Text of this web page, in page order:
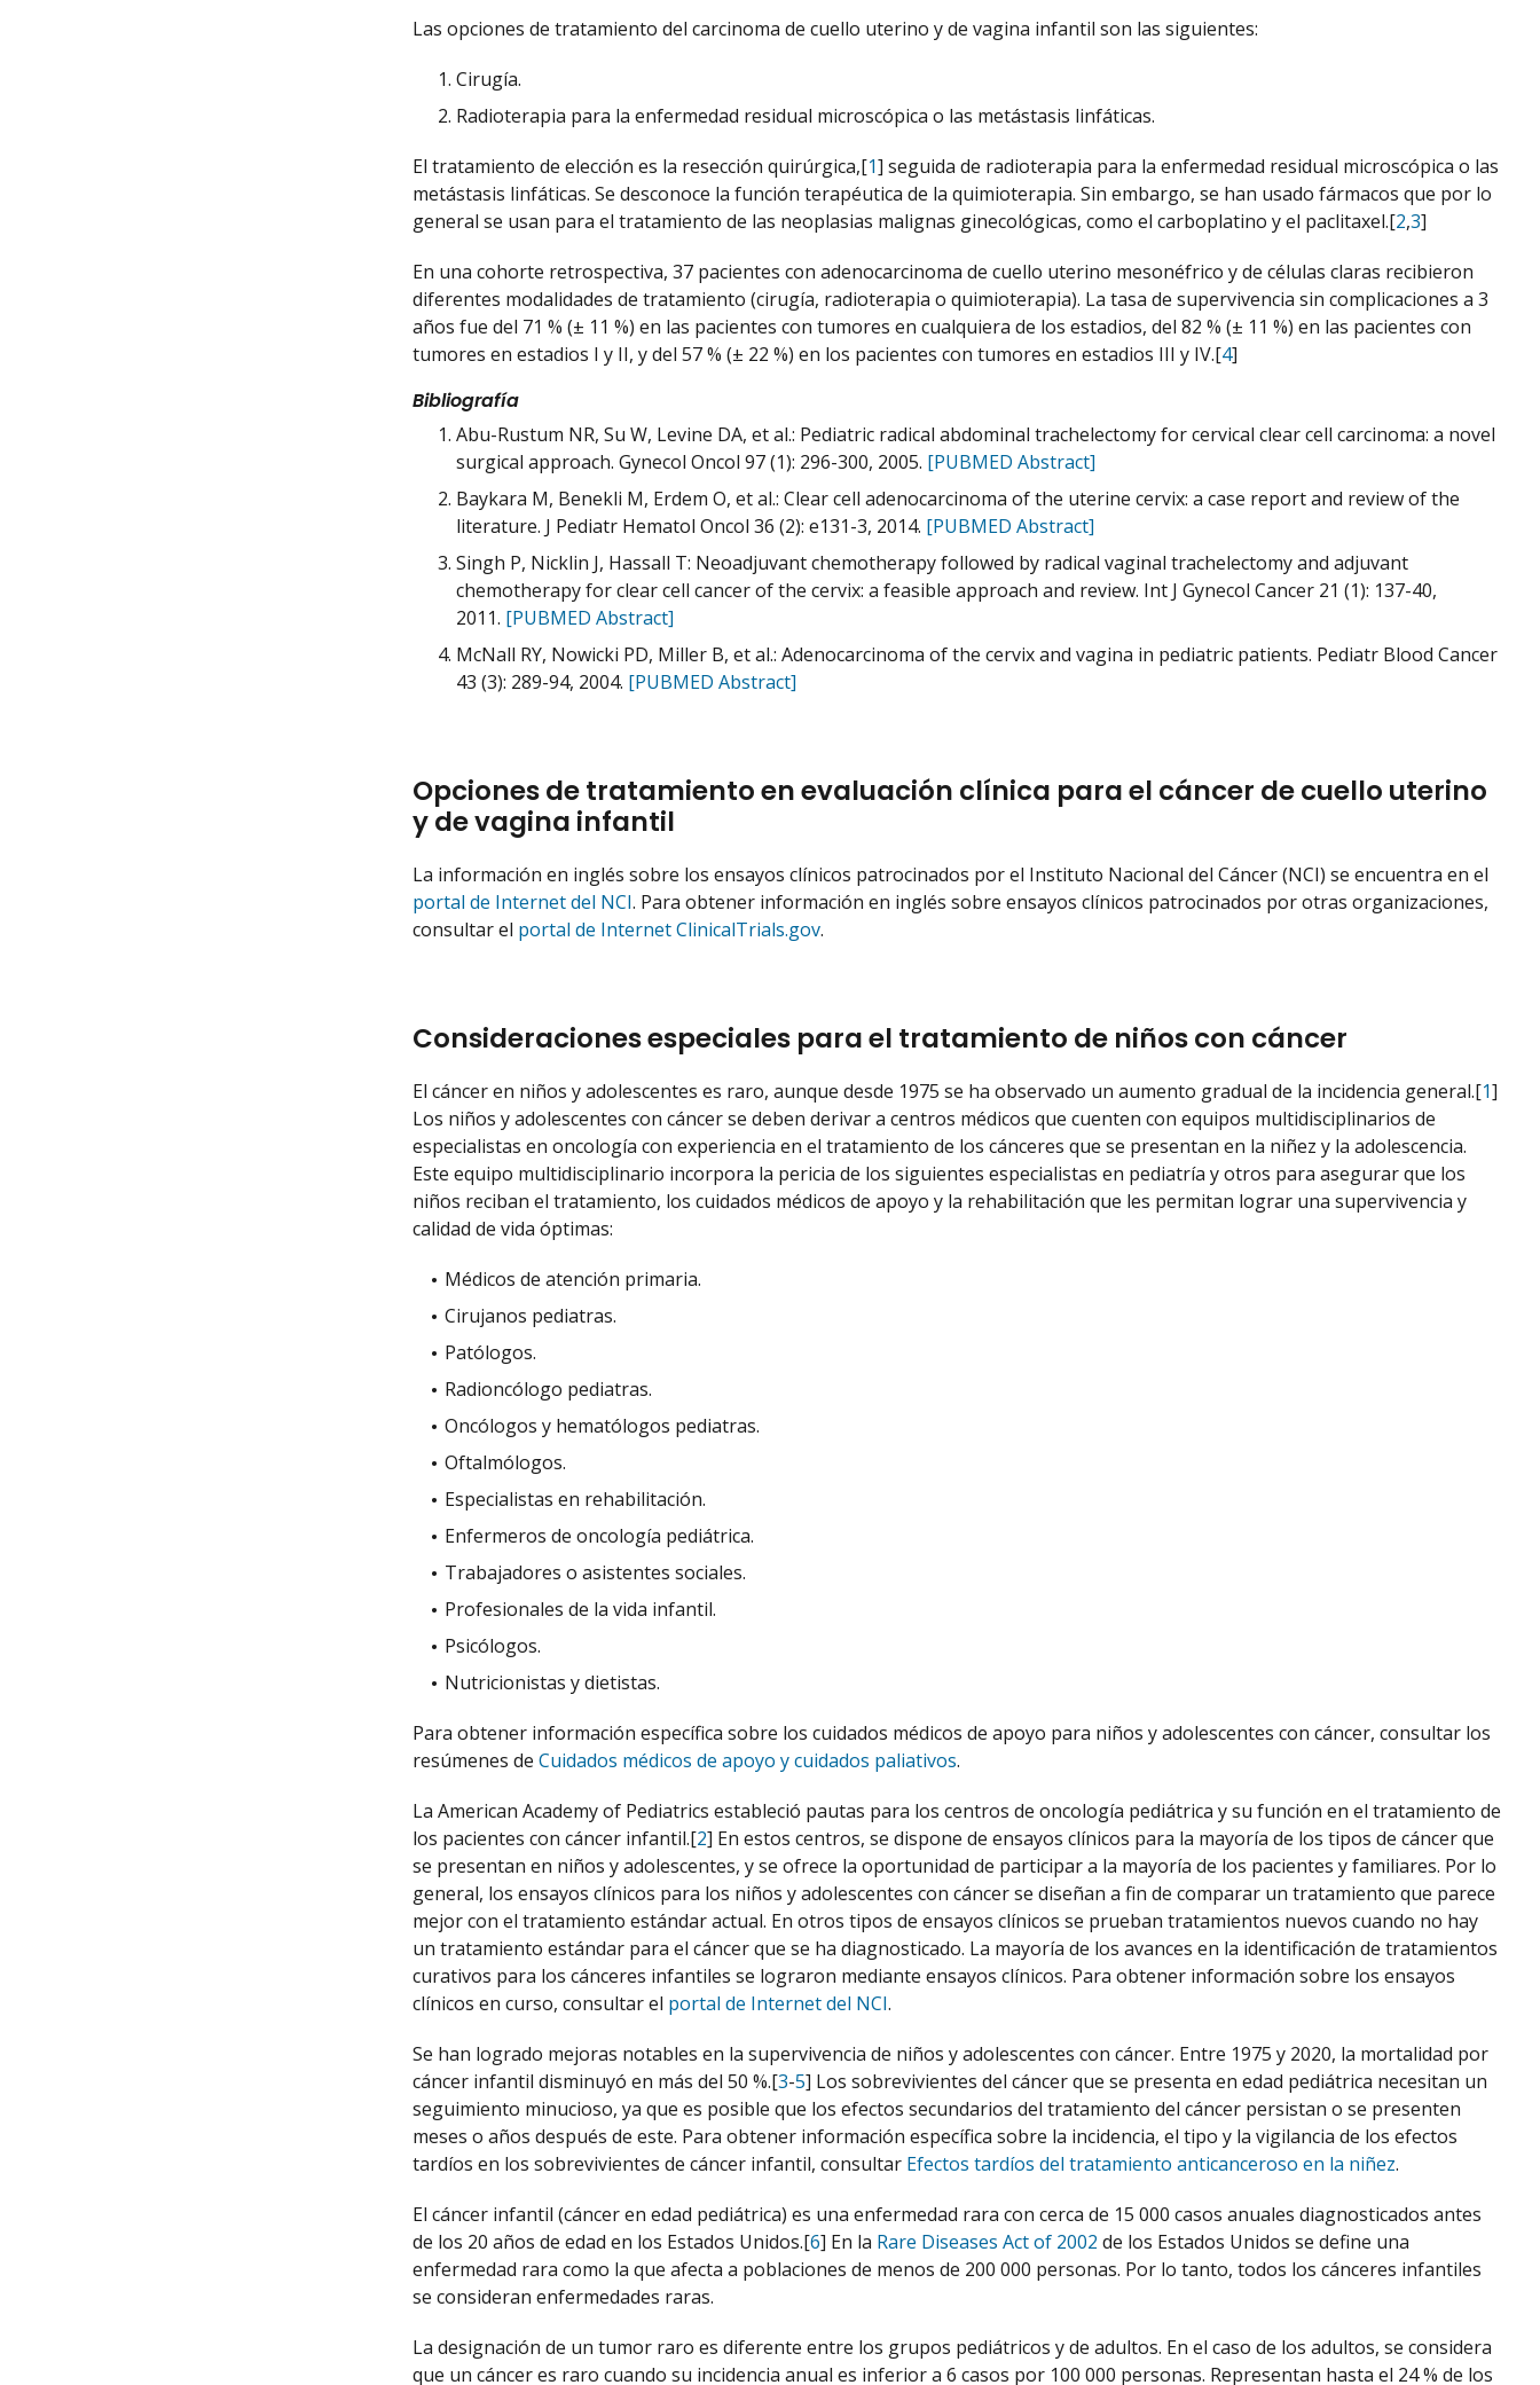
Las opciones de tratamiento del carcinoma de cuello uterino y de vagina infantil son las siguientes:
Cirugía.
Radioterapia para la enfermedad residual microscópica o las metástasis linfáticas.
El tratamiento de elección es la resección quirúrgica,[1] seguida de radioterapia para la enfermedad residual microscópica o las
metástasis linfáticas. Se desconoce la función terapéutica de la quimioterapia. Sin embargo, se han usado fármacos que por lo
general se usan para el tratamiento de las neoplasias malignas ginecológicas, como el carboplatino y el paclitaxel.[2,3]
En una cohorte retrospectiva, 37 pacientes con adenocarcinoma de cuello uterino mesonéfrico y de células claras recibieron
diferentes modalidades de tratamiento (cirugía, radioterapia o quimioterapia). La tasa de supervivencia sin complicaciones a 3
años fue del 71 % (± 11 %) en las pacientes con tumores en cualquiera de los estadios, del 82 % (± 11 %) en las pacientes con
tumores en estadios I y II, y del 57 % (± 22 %) en los pacientes con tumores en estadios III y IV.[4]
Bibliografía
Abu-Rustum NR, Su W, Levine DA, et al.: Pediatric radical abdominal trachelectomy for cervical clear cell carcinoma: a novel
surgical approach. Gynecol Oncol 97 (1): 296-300, 2005. [PUBMED Abstract]
Baykara M, Benekli M, Erdem O, et al.: Clear cell adenocarcinoma of the uterine cervix: a case report and review of the
literature. J Pediatr Hematol Oncol 36 (2): e131-3, 2014. [PUBMED Abstract]
Singh P, Nicklin J, Hassall T: Neoadjuvant chemotherapy followed by radical vaginal trachelectomy and adjuvant
chemotherapy for clear cell cancer of the cervix: a feasible approach and review. Int J Gynecol Cancer 21 (1): 137-40,
2011. [PUBMED Abstract]
McNall RY, Nowicki PD, Miller B, et al.: Adenocarcinoma of the cervix and vagina in pediatric patients. Pediatr Blood Cancer
43 (3): 289-94, 2004. [PUBMED Abstract]
Opciones de tratamiento en evaluación clínica para el cáncer de cuello uterino
y de vagina infantil
La información en inglés sobre los ensayos clínicos patrocinados por el Instituto Nacional del Cáncer (NCI) se encuentra en el
portal de Internet del NCI. Para obtener información en inglés sobre ensayos clínicos patrocinados por otras organizaciones,
consultar el portal de Internet ClinicalTrials.gov.
Consideraciones especiales para el tratamiento de niños con cáncer
El cáncer en niños y adolescentes es raro, aunque desde 1975 se ha observado un aumento gradual de la incidencia general.[1]
Los niños y adolescentes con cáncer se deben derivar a centros médicos que cuenten con equipos multidisciplinarios de
especialistas en oncología con experiencia en el tratamiento de los cánceres que se presentan en la niñez y la adolescencia.
Este equipo multidisciplinario incorpora la pericia de los siguientes especialistas en pediatría y otros para asegurar que los
niños reciban el tratamiento, los cuidados médicos de apoyo y la rehabilitación que les permitan lograr una supervivencia y
calidad de vida óptimas:
Médicos de atención primaria.
Cirujanos pediatras.
Patólogos.
Radioncólogo pediatras.
Oncólogos y hematólogos pediatras.
Oftalmólogos.
Especialistas en rehabilitación.
Enfermeros de oncología pediátrica.
Trabajadores o asistentes sociales.
Profesionales de la vida infantil.
Psicólogos.
Nutricionistas y dietistas.
Para obtener información específica sobre los cuidados médicos de apoyo para niños y adolescentes con cáncer, consultar los
resúmenes de Cuidados médicos de apoyo y cuidados paliativos.
La American Academy of Pediatrics estableció pautas para los centros de oncología pediátrica y su función en el tratamiento de
los pacientes con cáncer infantil.[2] En estos centros, se dispone de ensayos clínicos para la mayoría de los tipos de cáncer que
se presentan en niños y adolescentes, y se ofrece la oportunidad de participar a la mayoría de los pacientes y familiares. Por lo
general, los ensayos clínicos para los niños y adolescentes con cáncer se diseñan a fin de comparar un tratamiento que parece
mejor con el tratamiento estándar actual. En otros tipos de ensayos clínicos se prueban tratamientos nuevos cuando no hay
un tratamiento estándar para el cáncer que se ha diagnosticado. La mayoría de los avances en la identificación de tratamientos
curativos para los cánceres infantiles se lograron mediante ensayos clínicos. Para obtener información sobre los ensayos
clínicos en curso, consultar el portal de Internet del NCI.
Se han logrado mejoras notables en la supervivencia de niños y adolescentes con cáncer. Entre 1975 y 2020, la mortalidad por
cáncer infantil disminuyó en más del 50 %.[3-5] Los sobrevivientes del cáncer que se presenta en edad pediátrica necesitan un
seguimiento minucioso, ya que es posible que los efectos secundarios del tratamiento del cáncer persistan o se presenten
meses o años después de este. Para obtener información específica sobre la incidencia, el tipo y la vigilancia de los efectos
tardíos en los sobrevivientes de cáncer infantil, consultar Efectos tardíos del tratamiento anticanceroso en la niñez.
El cáncer infantil (cáncer en edad pediátrica) es una enfermedad rara con cerca de 15 000 casos anuales diagnosticados antes
de los 20 años de edad en los Estados Unidos.[6] En la Rare Diseases Act of 2002 de los Estados Unidos se define una
enfermedad rara como la que afecta a poblaciones de menos de 200 000 personas. Por lo tanto, todos los cánceres infantiles
se consideran enfermedades raras.
La designación de un tumor raro es diferente entre los grupos pediátricos y de adultos. En el caso de los adultos, se considera
que un cáncer es raro cuando su incidencia anual es inferior a 6 casos por 100 000 personas. Representan hasta el 24 % de los